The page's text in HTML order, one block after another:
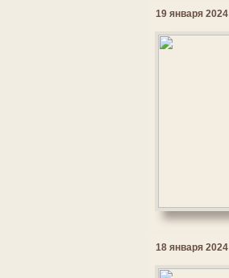
19 января 2024
18 января 2024